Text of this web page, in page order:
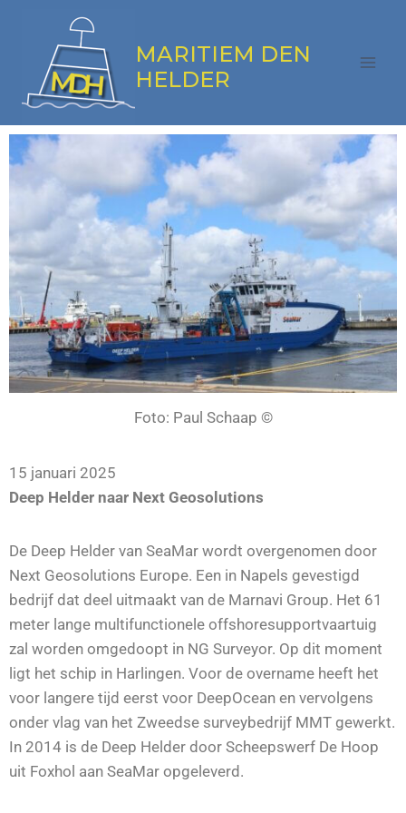
MARITIEM DEN
HELDER
Foto: Paul Schaap ©
15 januari 2025
Deep Helder naar Next Geosolutions
De Deep Helder van SeaMar wordt overgenomen door
Next Geosolutions Europe. Een in Napels gevestigd
bedrijf dat deel uitmaakt van de Marnavi Group. Het 61
meter lange multifunctionele offshoresupportvaartuig
zal worden omgedoopt in NG Surveyor. Op dit moment
ligt het schip in Harlingen. Voor de overname heeft het
voor langere tijd eerst voor DeepOcean en vervolgens
onder vlag van het Zweedse surveybedrijf MMT gewerkt.
In 2014 is de Deep Helder door Scheepswerf De Hoop
uit Foxhol aan SeaMar opgeleverd.